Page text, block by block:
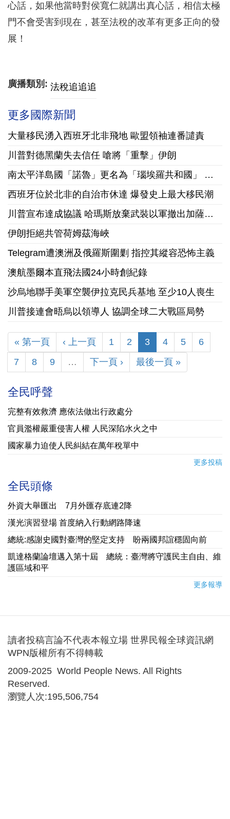
心話，如果他當時對侯寬仁就講出真心話，相信太極
門不會受害到現在，甚至法稅的改革有更多正向的發
展！
廣播類別: 法稅追追追
更多國際新聞
大量移民湧入西班牙北非飛地 歐盟領袖連番譴責
川普對德黑蘭失去信任 嗆將「重擊」伊朗
南太平洋島國「諾魯」更名為「瑙埃羅共和國」 彰顯文傳承國家認同
西班牙位於北非的自治市休達 爆發史上最大移民潮
川普宣布達成協議 哈瑪斯放棄武裝以軍撤出加薩走廊
伊朗拒絕共管荷姆茲海峽
Telegram遭澳洲及俄羅斯圍剿 指控其縱容恐怖主義
澳航墨爾本直飛法國24小時創紀錄
沙烏地聯手美軍空襲伊拉克民兵基地 至少10人喪生
川普接連會晤烏以領導人 協調全球二大戰區局勢
« 第一頁 ‹ 上一頁 1 2 3 4 5
6
7
8 9 … 下一頁 › 最後一頁 »
全民呼聲
完整有效救濟 應依法做出行政處分
官員濫權嚴重侵害人權 人民深陷水火之中
國家暴力迫使人民糾結在萬年稅單中
更多投稿
全民頭條
外資大舉匯出 7月外匯存底連2降
漢光演習登場 首度納入行動網路降速
總統:感謝史國對臺灣的堅定支持 盼兩國邦誼穩固向前
凱達格蘭論壇邁入第十屆 總統：臺灣將守護民主自由、維
護區域和平
更多報導
讀者投稿言論不代表本報立場 世界民報全球資訊網
WPN版權所有不得轉載
2009-2025 World People News. All Rights
Reserved.
瀏覽人次:195,506,754